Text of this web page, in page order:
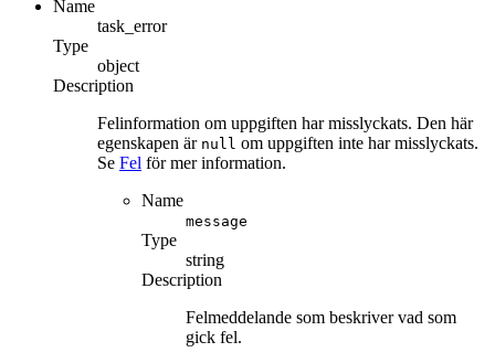
Name
task_error
Type
object
Description
Felinformation om uppgiften har misslyckats. Den här
egenskapen är null om uppgiften inte har misslyckats.
Se Fel för mer information.
Name
message
Type
string
Description
Felmeddelande som beskriver vad som
gick fel.